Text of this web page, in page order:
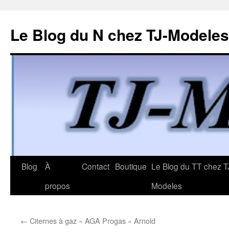
Le Blog du N chez TJ-Modeles
Aller
Blog
À
propos
Contact Boutique Le Blog du TT chez
Modeles
← Citernes à gaz « AGA Progas » Arnold